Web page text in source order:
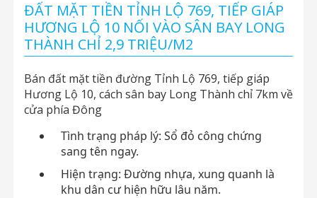
ĐẤT MẶT TIỀN TỈNH LỘ 769, TIẾP GIÁP
HƯƠNG LỘ 10 NỐI VÀO SÂN BAY LONG
THÀNH CHỈ 2,9 TRIỆU/M2
Bán đất mặt tiền đường Tỉnh Lộ 769, tiếp giáp
Hương Lộ 10, cách sân bay Long Thành chỉ 7km về
cửa phía Đông
Tình trạng pháp lý: Sổ đỏ công chứng
sang tên ngay.
Hiện trạng: Đường nhựa, xung quanh là
khu dân cư hiện hữu lâu năm.